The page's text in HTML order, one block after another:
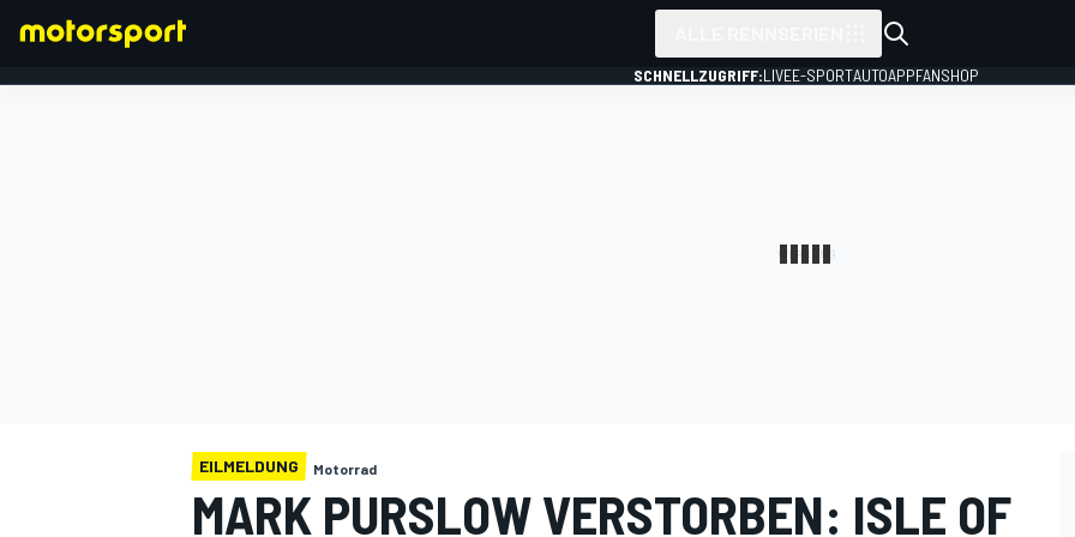
SCHNELLZUGRIFF:LIVEE-SPORTAUTOAPPFANSHOP
EILMELDUNG Motorrad
MARK PURSLOW VERSTORBEN: ISLE OF